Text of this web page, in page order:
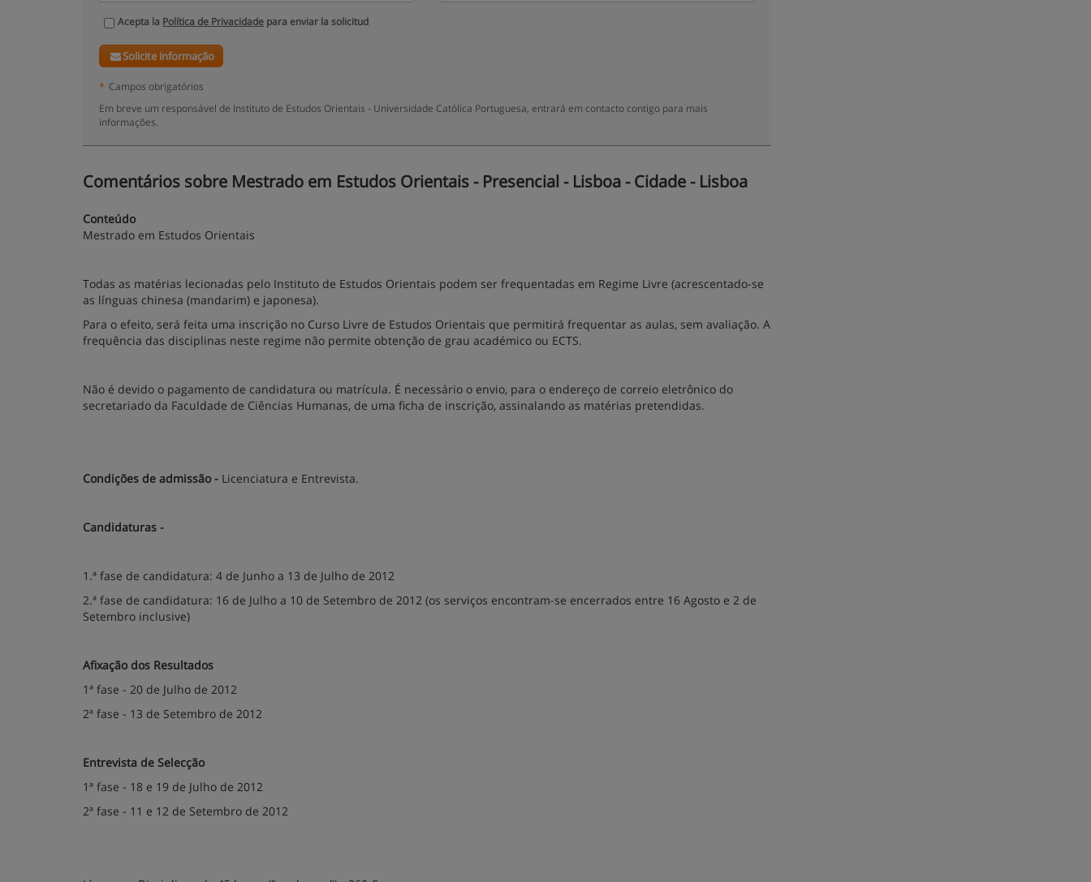
Acepta la Política de Privacidade para enviar la solicitud
Solicite informação
* Campos obrigatórios
Em breve um responsável de Instituto de Estudos Orientais - Universidade Católica Portuguesa, entrará em contacto contigo para mais
informações.
Comentários sobre Mestrado em Estudos Orientais - Presencial - Lisboa - Cidade - Lisboa
Conteúdo
Mestrado em Estudos Orientais
Todas as matérias lecionadas pelo Instituto de Estudos Orientais podem ser frequentadas em Regime Livre (acrescentado-se
as línguas chinesa (mandarim) e japonesa).
Para o efeito, será feita uma inscrição no Curso Livre de Estudos Orientais que permitirá frequentar as aulas, sem avaliação. A
frequência das disciplinas neste regime não permite obtenção de grau académico ou ECTS.
Não é devido o pagamento de candidatura ou matrícula. É necessário o envio, para o endereço de correio eletrônico do
secretariado da Faculdade de Ciências Humanas, de uma ficha de inscrição, assinalando as matérias pretendidas.
Condições de admissão - Licenciatura e Entrevista.
Candidaturas -
1.ª fase de candidatura: 4 de Junho a 13 de Julho de 2012
2.ª fase de candidatura: 16 de Julho a 10 de Setembro de 2012 (os serviços encontram-se encerrados entre 16 Agosto e 2 de
Setembro inclusive)
Afixação dos Resultados
1ª fase - 20 de Julho de 2012
2ª fase - 13 de Setembro de 2012
Entrevista de Selecção
1ª fase - 18 e 19 de Julho de 2012
2ª fase - 11 e 12 de Setembro de 2012